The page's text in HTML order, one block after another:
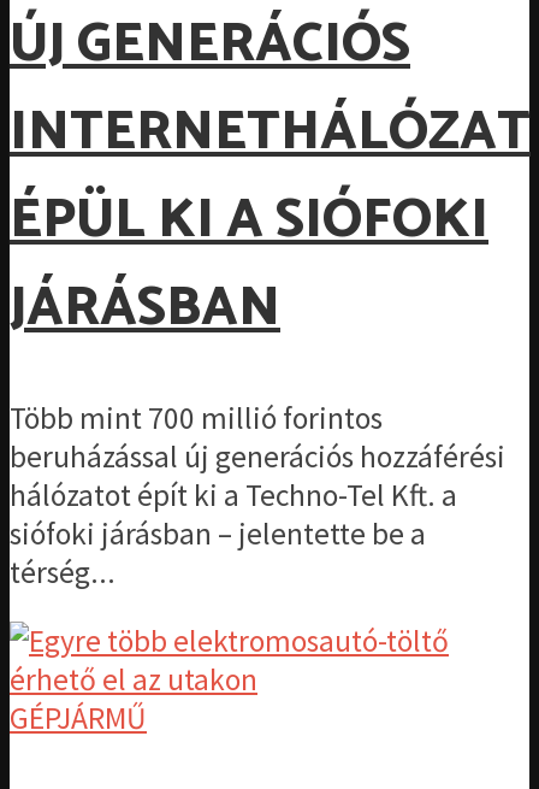
ÚJ GENERÁCIÓS
INTERNETHÁLÓZAT
ÉPÜL KI A SIÓFOKI
JÁRÁSBAN
Több mint 700 millió forintos
beruházással új generációs hozzáférési
hálózatot épít ki a Techno-Tel Kft. a
siófoki járásban – jelentette be a
térség...
GÉPJÁRMŰ